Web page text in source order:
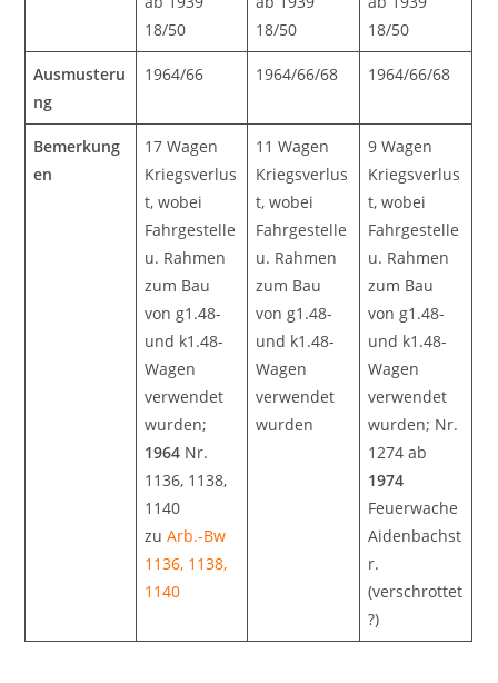
18/50
18/50
18/50
Ausmusteru
ng
1964/66 1964/66/68 1964/66/68
Bemerkung
en
17 Wagen
Kriegsverlus
t, wobei
Fahrgestelle
u. Rahmen
zum Bau
von g1.48-
und k1.48-
Wagen
verwendet
wurden;
1964 Nr.
1136, 1138,
1140
zuArb.-Bw
1136, 1138,
1140
11 Wagen
Kriegsverlus
t, wobei
Fahrgestelle
u. Rahmen
zum Bau
von g1.48-
und k1.48-
Wagen
verwendet
wurden
9 Wagen
Kriegsverlus
t, wobei
Fahrgestelle
u. Rahmen
zum Bau
von g1.48-
und k1.48-
Wagen
verwendet
wurden; Nr.
1274 ab
1974
Feuerwache
Aidenbachst
r.
(verschrottet
?)